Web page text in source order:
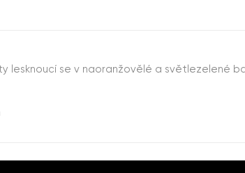
lesknoucí se v naoranžovělé a světlezelené